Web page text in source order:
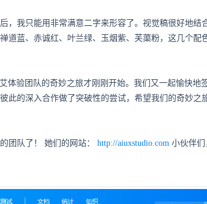
，我只能用非常满意二字来形容了。视觉稿很好地结
道蓝、赤诚红、叶兰绿、玉烟紫、芙蕖粉，这几个配
体验团队的奇妙之旅才刚刚开始。我们又一起愉快地
此的深入合作做了突破性的尝试，希望我们的奇妙之
团队了！ 她们的网站： http://aiuxstudio.com 小伙伴们